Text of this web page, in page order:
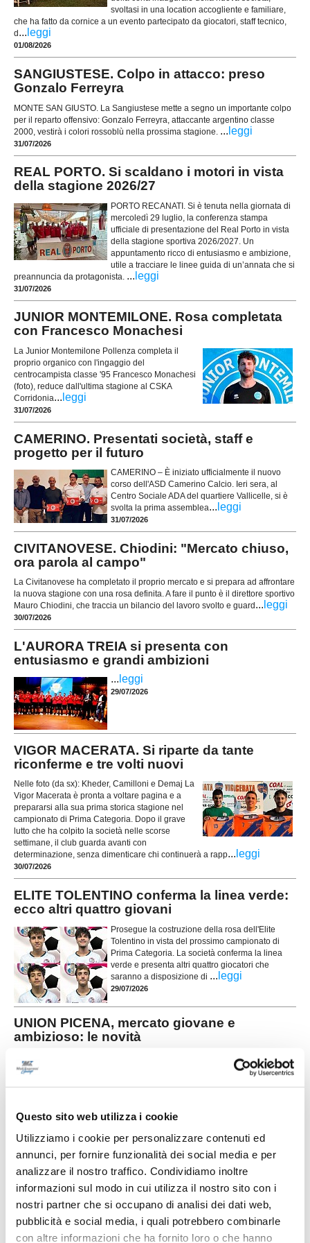
Questo sito web utilizza i cookie
Utilizziamo i cookie per personalizzare contenuti ed
annunci, per fornire funzionalità dei social media e per
analizzare il nostro traffico. Condividiamo inoltre
informazioni sul modo in cui utilizza il nostro sito con i
nostri partner che si occupano di analisi dei dati web,
pubblicità e social media, i quali potrebbero combinarle
con altre informazioni che ha fornito loro o che hanno
svoltasi in una location accogliente e familiare,
che ha fatto da cornice a un evento partecipato da giocatori, staff tecnico,
d ... leggi
01/08/2026
SANGIUSTESE. Colpo in attacco: preso
Gonzalo Ferreyra
MONTE SAN GIUSTO. La Sangiustese mette a segno un importante colpo
per il reparto offensivo: Gonzalo Ferreyra, attaccante argentino classe
2000, vestirà i colori rossoblù nella prossima stagione. ... leggi
31/07/2026
REAL PORTO. Si scaldano i motori in vista
della stagione 2026/27
PORTO RECANATI. Si è tenuta nella giornata di
mercoledì 29 luglio, la conferenza stampa
ufficiale di presentazione del Real Porto in vista
della stagione sportiva 2026/2027. Un
appuntamento ricco di entusiasmo e ambizione,
utile a tracciare le linee guida di un’annata che si
preannuncia da protagonista. ... leggi
31/07/2026
JUNIOR MONTEMILONE. Rosa completata
con Francesco Monachesi
La Junior Montemilone Pollenza completa il
proprio organico con l'ingaggio del
centrocampista classe '95 Francesco Monachesi
(foto), reduce dall'ultima stagione al CSKA
Corridonia... leggi
31/07/2026
CAMERINO. Presentati società, staff e
progetto per il futuro
CAMERINO – È iniziato ufficialmente il nuovo
corso dell'ASD Camerino Calcio. Ieri sera, al
Centro Sociale ADA del quartiere Vallicelle, si è
svolta la prima assemblea... leggi
31/07/2026
CIVITANOVESE. Chiodini: "Mercato chiuso,
ora parola al campo"
La Civitanovese ha completato il proprio mercato e si prepara ad affrontare
la nuova stagione con una rosa definita. A fare il punto è il direttore sportivo
Mauro Chiodini, che traccia un bilancio del lavoro svolto e guard ... leggi
30/07/2026
L'AURORA TREIA si presenta con
entusiasmo e grandi ambizioni
... leggi
29/07/2026
VIGOR MACERATA. Si riparte da tante
riconferme e tre volti nuovi
Nelle foto (da sx): Kheder, Camilloni e Demaj La
Vigor Macerata è pronta a voltare pagina e a
prepararsi alla sua prima storica stagione nel
campionato di Prima Categoria. Dopo il grave
lutto che ha colpito la società nelle scorse
settimane, il club guarda avanti con
determinazione, senza dimenticare chi continuerà a rapp... leggi
30/07/2026
ELITE TOLENTINO conferma la linea verde:
ecco altri quattro giovani
Prosegue la costruzione della rosa dell'Elite
Tolentino in vista del prossimo campionato di
Prima Categoria. La società conferma la linea
verde e presenta altri quattro giocatori che
saranno a disposizione di ... leggi
29/07/2026
UNION PICENA, mercato giovane e
ambizioso: le novità
POTENZA PICENA. La Union Picena continua a costruire con decisione la
rosa che affronterà la stagione 2026/2027, puntando su un mix di giovani
29/07/2026
LORESE. Prende forma la nuova squadra di
mister Malatesta
...leggi
28/07/2026